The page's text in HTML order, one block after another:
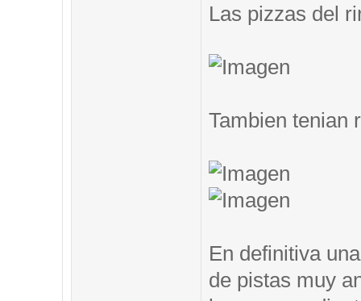
Las pizzas del
Tambien tenian
En definitiva
de pistas muy